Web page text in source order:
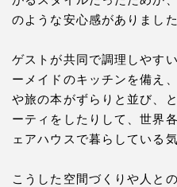
のような安心感がありました
ゲストが共同で調理しやす
ーメイドのキッチンを備え
や旅の本がずらりと並び、
ーティをしたりして、世界
ェアハウスで暮らしている
こうした空間づくりや人と